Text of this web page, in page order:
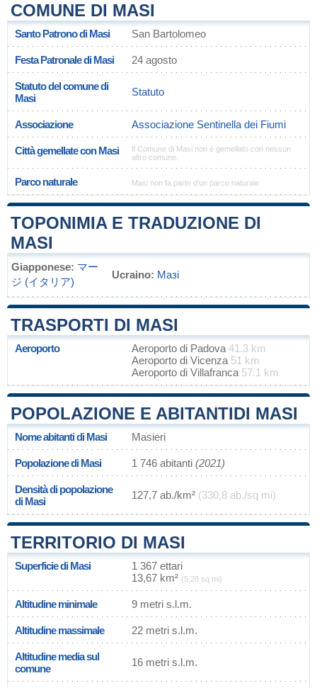
COMUNE DI MASI
Santo Patrono di Masi San Bartolomeo
Festa Patronale di Masi 24 agosto
Statuto del comune di
Masi
Statuto
Associazione Associazione Sentinella dei Fiumi
Città gemellate con Masi
Il Comune di Masi non è gemellato con nessun
altro comune.
Parco naturale Masi non fa parte d'un parco naturale
TOPONIMIA E TRADUZIONE DI
MASI
Giapponese: マー
ジ (イタリア)
Ucraino: Мазі
TRASPORTI DI MASI
Aeroporto Aeroporto di Padova 41.3 km
Aeroporto di Vicenza 51 km
Aeroporto di Villafranca 57.1 km
POPOLAZIONE E ABITANTIDI MASI
Nome abitanti di Masi Masieri
Popolazione di Masi 1 746 abitanti (2021)
Densità di popolazione
di Masi
127,7 ab./km² (330,8 ab./sq mi)
TERRITORIO DI MASI
Superficie di Masi
1 367 ettari
13,67 km² (5,28 sq mi)
Altitudine minimale 9 metri s.l.m.
Altitudine massimale 22 metri s.l.m.
Altitudine media sul
comune
16 metri s.l.m.